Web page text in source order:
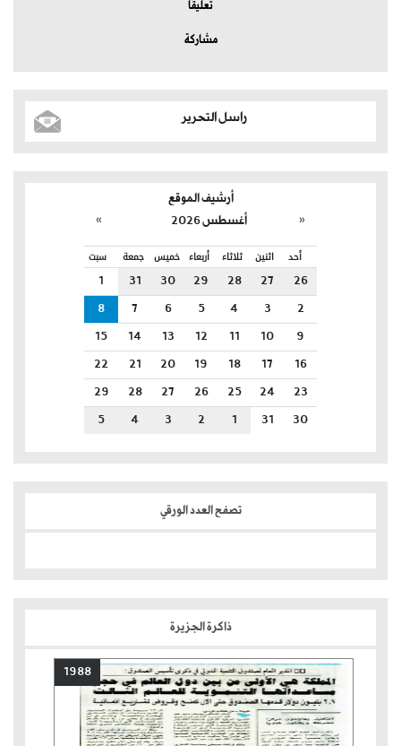
تعليقا
مشاركة
راسل التحرير
أرشيف الموقع
«
» أغسطس 2026
أحد اثنين ثلاثاء أربعاء خميس جمعة سبت
26
27
28
29
30
31
1
2
3
4
5
6
7
8
9
10
11
12
13
14
15
16
17
18
19
20
21
22
23
24
25
26
27
28
29
30
31
1
2
3
4
5
تصفح العدد الورقي
ذاكرة الجزيرة
1988